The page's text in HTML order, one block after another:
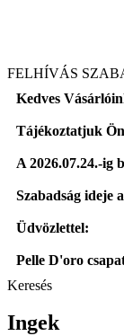
FELHÍVÁS
Kedves
Tájékoztatjuk
A 2026.07.24.-ig
Szabadság ideje
Üdvözlettel:
Pelle D'oro
Keresés
Ingek